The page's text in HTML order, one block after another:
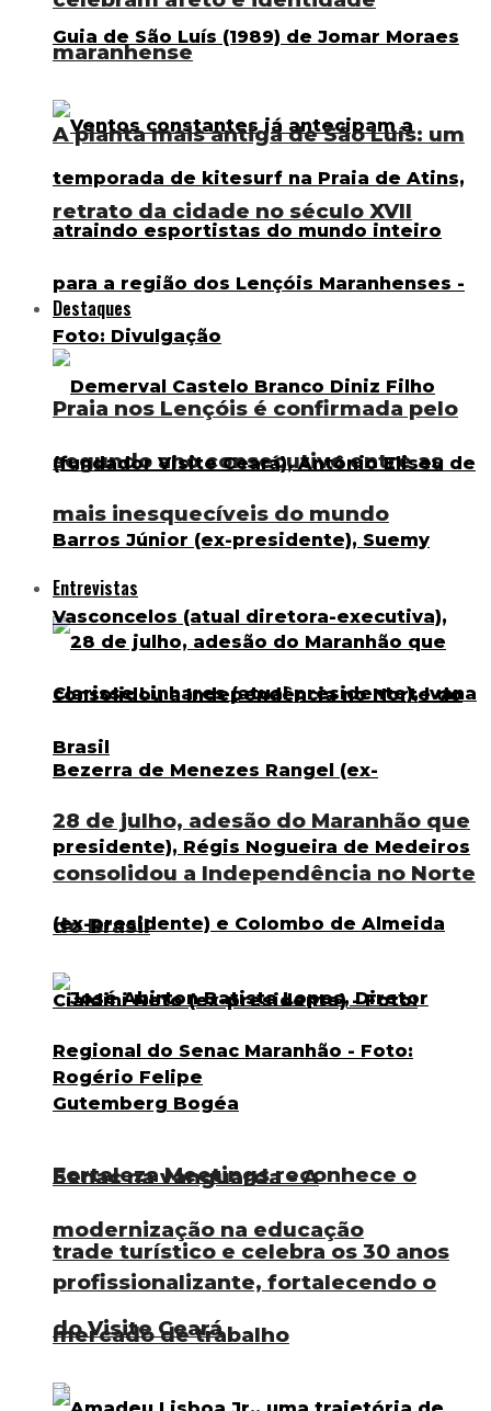
maranhense
Praia nos Lençóis é confirmada pelo
segundo ano consecutivo entre as
mais inesquecíveis do mundo
Entrevistas
28 de julho, adesão do Maranhão que
consolidou a Independência no Norte
do Brasil
Senac na vanguarda – A
modernização na educação
profissionalizante, fortalecendo o
mercado de trabalho
A planta mais antiga de São Luís: um
retrato da cidade no século XVII
Destaques
Fortaleza Meetings reconhece o
trade turístico e celebra os 30 anos
do Visite Ceará